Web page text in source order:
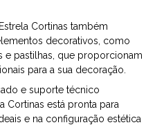
Cortinas também
decorativos, como
e pastilhas, que proporcionam
para a sua decoração.
e suporte técnico
Cortinas está pronta para
e na configuração estética